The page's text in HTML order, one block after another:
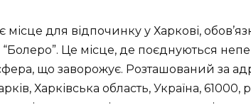
для відпочинку у Харкові,
“Болеро”. Це місце, де поєднуються
що заворожує. Розташований за
Харківська область, Україна, 61000,